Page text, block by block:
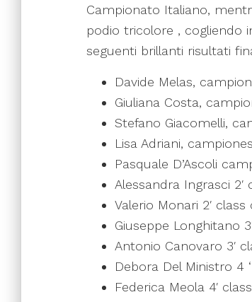
Campionato Italiano,
podio tricolore , cogliendo
seguenti brillanti risultati
Davide Melas,
Giuliana Costa,
Stefano Giacomelli,
Lisa Adriani,
Pasquale D’Ascoli
Alessandra Ingrasci 2′
Valerio Monari 2′ class
Giuseppe Longhitano
Antonio Canovaro 3′
Debora Del Ministro 4
Federica Meola 4′